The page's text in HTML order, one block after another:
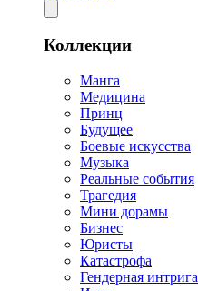
Коллекции
Манга
Медицина
Принц
Будущее
Боевые искусства
Музыка
Реальные события
Трагедия
Мини дорамы
Бизнес
Юристы
Катастрофа
Гендерная интрига